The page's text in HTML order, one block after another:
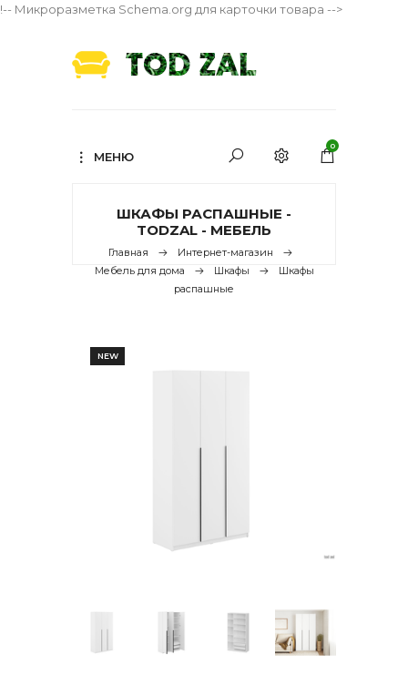
!-- Микроразметка Schema.org для карточки товара -->
МЕНЮ
0
ШКАФЫ РАСПАШНЫЕ -
TODZAL - МЕБЕЛЬ
Главная
Интернет-магазин
Мебель для дома
Шкафы
Шкафы
распашные
NEW